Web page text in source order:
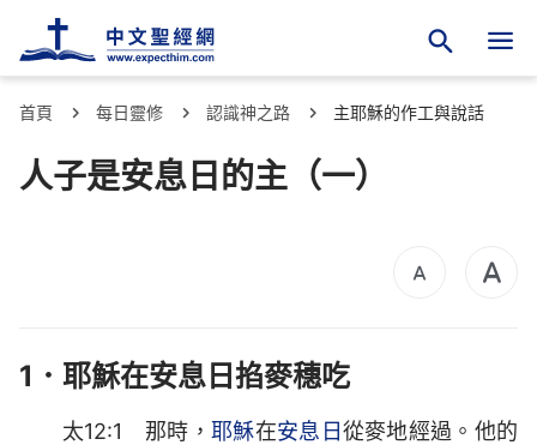
首頁 每日靈修 認識神之路 主耶穌的作工與說話
人子是安息日的主（一）
1．耶穌在安息日掐麥穗吃
太12:1 那時， 耶穌在安息日從麥地經過。他的